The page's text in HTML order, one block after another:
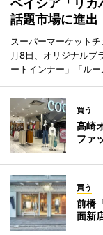
ベイシア「リ
話題市場に進出
スーパーマーケット
月8日、オリジナルブ
ートインナー」「ルー
買う
高崎
ファ
買う
前橋
面新